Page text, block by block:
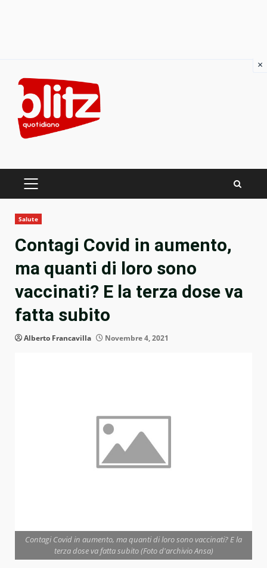
content
PRIMARY
Salute
Contagi Covid in aumento,
ma quanti di loro sono
vaccinati? E la terza dose va
fatta subito
Alberto Francavilla Novembre 4, 2021
Contagi Covid in aumento, ma quanti di loro sono vaccinati? E la
terza dose va fatta subito (Foto d'archivio Ansa)
×